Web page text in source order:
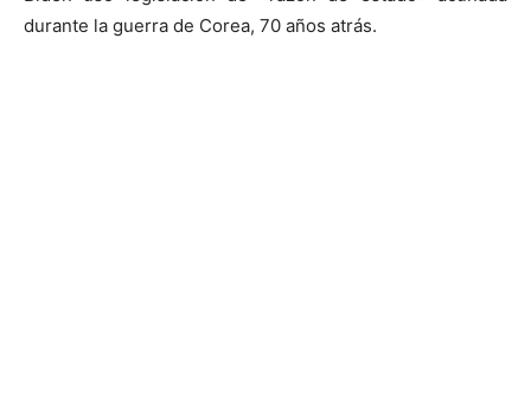
durante la guerra de Corea, 70 años atrás.